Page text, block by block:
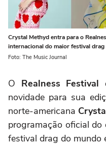
Crystal Methyd entra para o
internacional do maior festival
Foto: The Music Journal
O Realness Festival
novidade para sua
norte-americana
programação oficial do
festival drag do mundo